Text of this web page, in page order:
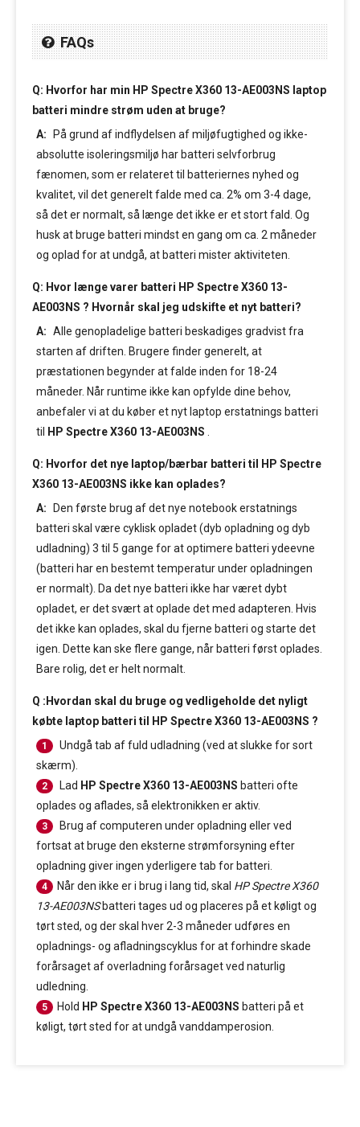
FAQs
Q: Hvorfor har min HP Spectre X360 13-AE003NS laptop
batteri mindre strøm uden at bruge?
A:
På grund af indflydelsen af miljøfugtighed og ikke-
absolutte isoleringsmiljø har batteri selvforbrug
fænomen, som er relateret til batteriernes nyhed og
kvalitet, vil det generelt falde med ca. 2% om 3-4 dage,
så det er normalt, så længe det ikke er et stort fald. Og
husk at bruge batteri mindst en gang om ca. 2 måneder
og oplad for at undgå, at batteri mister aktiviteten.
Q: Hvor længe varer batteri HP Spectre X360 13-
AE003NS ? Hvornår skal jeg udskifte et nyt batteri?
A: Alle genopladelige batteri beskadiges gradvist fra
starten af driften. Brugere finder generelt, at
præstationen begynder at falde inden for 18-24
måneder. Når runtime ikke kan opfylde dine behov,
anbefaler vi at du køber et nyt laptop erstatnings batteri
til
HP Spectre X360 13-AE003NS
Q: Hvorfor det nye laptop/bærbar batteri til HP Spectre
X360 13-AE003NS ikke kan oplades?
A:
Den første brug af det nye notebook erstatnings
batteri skal være cyklisk opladet (dyb opladning og dyb
udladning) 3 til 5 gange for at optimere batteri ydeevne
(batteri har en bestemt temperatur under opladningen
er normalt). Da det nye batteri ikke har været dybt
opladet, er det svært at oplade det med adapteren. Hvis
det ikke kan oplades, skal du fjerne batteri og starte det
igen. Dette kan ske flere gange, når batteri først oplades.
Bare rolig, det er helt normalt.
Q :Hvordan skal du bruge og vedligeholde det nyligt
købte laptop batteri til HP Spectre X360 13-AE003NS ?
1
Undgå tab af fuld udladning (ved at slukke for sort
skærm).
2 Lad HP Spectre X360 13-AE003NS batteri ofte
oplades og aflades, så elektronikken er aktiv.
3
Brug af computeren under opladning eller ved
fortsat at bruge den eksterne strømforsyning efter
opladning giver ingen yderligere tab for batteri.
4 Når den ikke er i brug i lang tid, skal HP Spectre X360
13-AE003NSbatteri tages ud og placeres på et køligt og
tørt sted, og der skal hver 2-3 måneder udføres en
opladnings- og afladningscyklus for at forhindre skade
forårsaget af overladning forårsaget ved naturlig
udledning.
5 Hold HP Spectre X360 13-AE003NS batteri på et
køligt, tørt sted for at undgå vanddamperosion.